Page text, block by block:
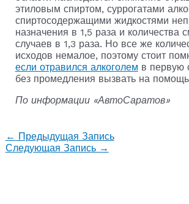
этиловым спиртом, суррогатами
спиртосодержащими жидкостями
назначения в 1,5 раза и количества
случаев в 1,3 раза. Но все же
исходов немалое, поэтому стоит
если отравился алкоголем в первую
без промедления вызвать на
По информации «АвтоСаратов»
← Предыдущая Запись
Следующая Запись →